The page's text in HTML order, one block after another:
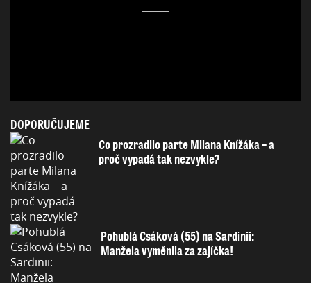
DOPORUČUJEME
Co prozradilo parte Milana Knížáka – a
proč vypadá tak nezvykle?
Pohublá Csáková (55) na Sardinii:
Manžela vyměnila za zajíčka!